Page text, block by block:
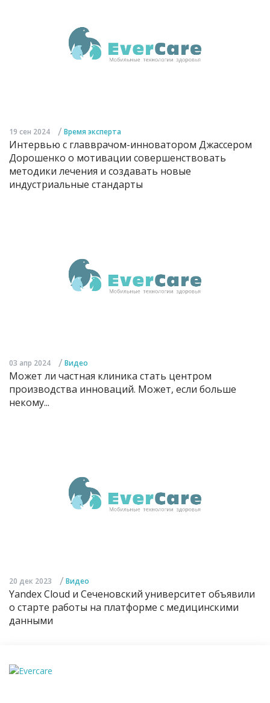
19 сен 2024 / Время эксперта
Интервью с главврачом-инноватором Джассером
Дорошенко о мотивации совершенствовать
методики лечения и создавать новые
индустриальные стандарты
03 апр 2024 / Видео
Может ли частная клиника стать центром
производства инноваций. Может, если больше
некому...
20 дек 2023 / Видео
Yandex Cloud и Сеченовский университет объявили
о старте работы на платформе с медицинскими
данными